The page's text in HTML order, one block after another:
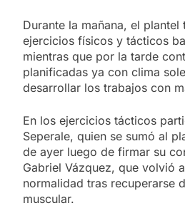
Durante la mañana, el plantel
ejercicios físicos y tácticos
mientras que por la tarde
planificadas ya con clima
desarrollar los trabajos con
En los ejercicios tácticos
Seperale, quien se sumó al
de ayer luego de firmar su
Gabriel Vázquez, que volvió
normalidad tras recuperarse
muscular.